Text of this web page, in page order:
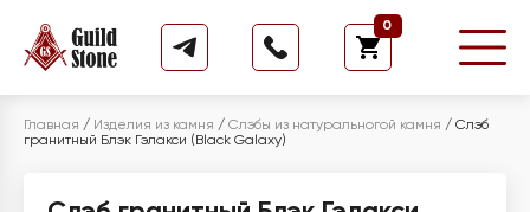
0
Главная / Изделия из камня / Слэбы из натуральногой камня / Слэб
гранитный Блэк Гэлакси (Black Galaxy)